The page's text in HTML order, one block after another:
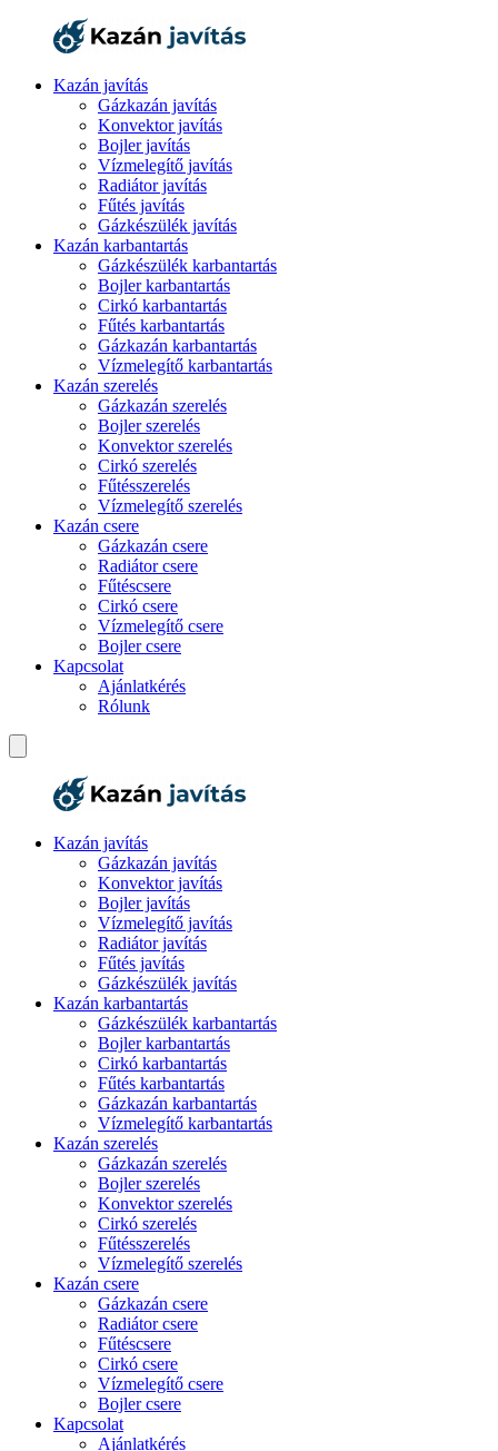
Kazán javítás
Gázkazán javítás
Konvektor javítás
Bojler javítás
Vízmelegítő javítás
Radiátor javítás
Fűtés javítás
Gázkészülék javítás
Kazán karbantartás
Gázkészülék karbantartás
Bojler karbantartás
Cirkó karbantartás
Fűtés karbantartás
Gázkazán karbantartás
Vízmelegítő karbantartás
Kazán szerelés
Gázkazán szerelés
Bojler szerelés
Konvektor szerelés
Cirkó szerelés
Fűtésszerelés
Vízmelegítő szerelés
Kazán csere
Gázkazán csere
Radiátor csere
Fűtéscsere
Cirkó csere
Vízmelegítő csere
Bojler csere
Kapcsolat
Ajánlatkérés
Rólunk
Kazán javítás
Gázkazán javítás
Konvektor javítás
Bojler javítás
Vízmelegítő javítás
Radiátor javítás
Fűtés javítás
Gázkészülék javítás
Kazán karbantartás
Gázkészülék karbantartás
Bojler karbantartás
Cirkó karbantartás
Fűtés karbantartás
Gázkazán karbantartás
Vízmelegítő karbantartás
Kazán szerelés
Gázkazán szerelés
Bojler szerelés
Konvektor szerelés
Cirkó szerelés
Fűtésszerelés
Vízmelegítő szerelés
Kazán csere
Gázkazán csere
Radiátor csere
Fűtéscsere
Cirkó csere
Vízmelegítő csere
Bojler csere
Kapcsolat
Ajánlatkérés